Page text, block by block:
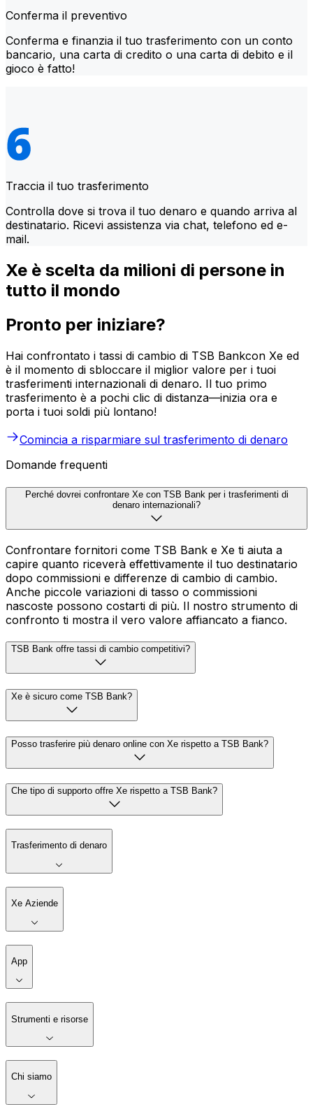
Conferma il preventivo
Conferma e finanzia il tuo trasferimento con un conto
bancario, una carta di credito o una carta di debito e il
gioco è fatto!
Traccia il tuo trasferimento
Controlla dove si trova il tuo denaro e quando arriva al
destinatario. Ricevi assistenza via chat, telefono ed e-
mail.
Xe è scelta da milioni di persone in
tutto il mondo
Pronto per iniziare?
Hai confrontato i tassi di cambio di TSB Bankcon Xe ed
è il momento di sbloccare il miglior valore per i tuoi
trasferimenti internazionali di denaro. Il tuo primo
trasferimento è a pochi clic di distanza—inizia ora e
porta i tuoi soldi più lontano!
Comincia a risparmiare sul trasferimento di denaro
Domande frequenti
Perché dovrei confrontare Xe con TSB Bank per i trasferimenti di
denaro internazionali?
Confrontare fornitori come TSB Bank e Xe ti aiuta a
capire quanto riceverà effettivamente il tuo destinatario
dopo commissioni e differenze di cambio di cambio.
Anche piccole variazioni di tasso o commissioni
nascoste possono costarti di più. Il nostro strumento di
confronto ti mostra il vero valore affiancato a fianco.
TSB Bank offre tassi di cambio competitivi?
Xe è sicuro come TSB Bank?
Posso trasferire più denaro online con Xe rispetto a TSB Bank?
Che tipo di supporto offre Xe rispetto a TSB Bank?
Trasferimento di denaro
Xe Aziende
App
Strumenti e risorse
Chi siamo